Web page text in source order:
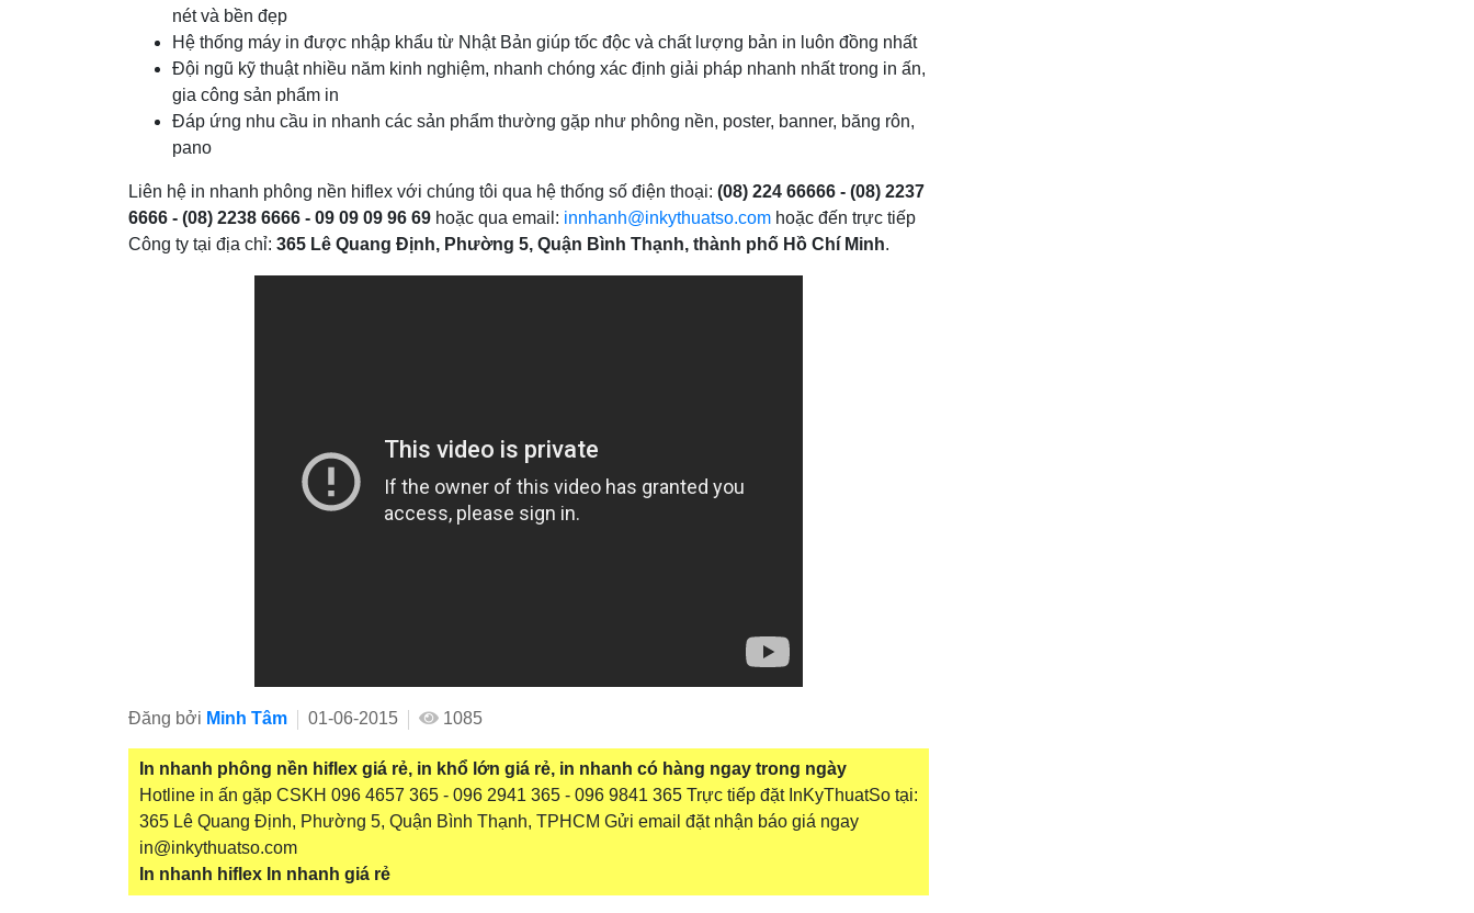
nét và bền đẹp
Hệ thống máy in được nhập khẩu từ Nhật Bản giúp tốc độc và chất lượng bản in luôn đồng nhất
Đội ngũ kỹ thuật nhiều năm kinh nghiệm, nhanh chóng xác định giải pháp nhanh nhất trong in ấn,
gia công sản phẩm in
Đáp ứng nhu cầu in nhanh các sản phẩm thường gặp như phông nền, poster, banner, băng rôn,
pano
Liên hệ in nhanh phông nền hiflex với chúng tôi qua hệ thống số điện thoại: (08) 224 66666 - (08) 2237
6666 - (08) 2238 6666 - 09 09 09 96 69 hoặc qua email: innhanh@inkythuatso.com hoặc đến trực tiếp
Công ty tại địa chỉ: 365 Lê Quang Định, Phường 5, Quận Bình Thạnh, thành phố Hồ Chí Minh.
Đăng bởi Minh Tâm 01-06-2015 1085
In nhanh phông nền hiflex giá rẻ, in khổ lớn giá rẻ, in nhanh có hàng ngay trong ngày
Hotline in ấn gặp CSKH 096 4657 365 - 096 2941 365 - 096 9841 365 Trực tiếp đặt InKyThuatSo tại:
365 Lê Quang Định, Phường 5, Quận Bình Thạnh, TPHCM Gửi email đặt nhận báo giá ngay
in@inkythuatso.com
In nhanh hiflex In nhanh giá rẻ